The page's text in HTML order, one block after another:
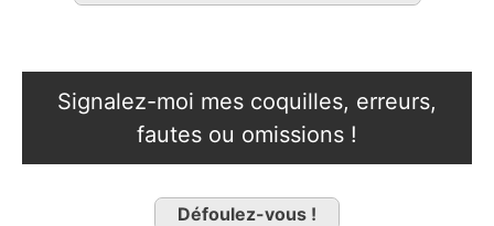
Signalez-moi mes coquilles, erreurs,
fautes ou omissions !
Défoulez-vous !